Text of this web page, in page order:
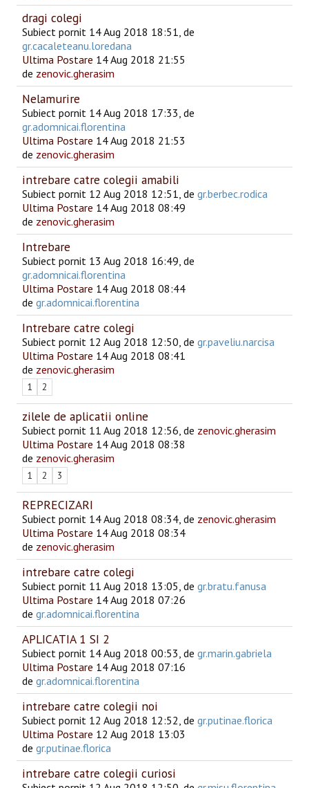
dragi colegi
Subiect pornit 14 Aug 2018 18:51, de
gr.cacaleteanu.loredana
Ultima Postare 14 Aug 2018 21:55
de zenovic.gherasim
Nelamurire
Subiect pornit 14 Aug 2018 17:33, de
gr.adomnicai.florentina
Ultima Postare 14 Aug 2018 21:53
de zenovic.gherasim
intrebare catre colegii amabili
Subiect pornit 12 Aug 2018 12:51, de gr.berbec.rodica
Ultima Postare 14 Aug 2018 08:49
de zenovic.gherasim
Intrebare
Subiect pornit 13 Aug 2018 16:49, de
gr.adomnicai.florentina
Ultima Postare 14 Aug 2018 08:44
de gr.adomnicai.florentina
Intrebare catre colegi
Subiect pornit 12 Aug 2018 12:50, de gr.paveliu.narcisa
Ultima Postare 14 Aug 2018 08:41
de zenovic.gherasim
1 2
zilele de aplicatii online
Subiect pornit 11 Aug 2018 12:56, de zenovic.gherasim
Ultima Postare 14 Aug 2018 08:38
de zenovic.gherasim
1 2 3
REPRECIZARI
Subiect pornit 14 Aug 2018 08:34, de zenovic.gherasim
Ultima Postare 14 Aug 2018 08:34
de zenovic.gherasim
intrebare catre colegi
Subiect pornit 11 Aug 2018 13:05, de gr.bratu.fanusa
Ultima Postare 14 Aug 2018 07:26
de gr.adomnicai.florentina
APLICATIA 1 SI 2
Subiect pornit 14 Aug 2018 00:53, de gr.marin.gabriela
Ultima Postare 14 Aug 2018 07:16
de gr.adomnicai.florentina
intrebare catre colegii noi
Subiect pornit 12 Aug 2018 12:52, de gr.putinae.florica
Ultima Postare 12 Aug 2018 13:03
de gr.putinae.florica
intrebare catre colegii curiosi